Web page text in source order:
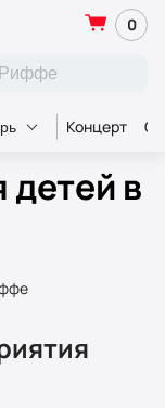
0
Концерт
в